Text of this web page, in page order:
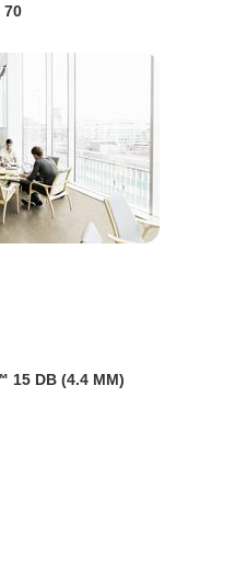
70
15 DB (4.4 MM)